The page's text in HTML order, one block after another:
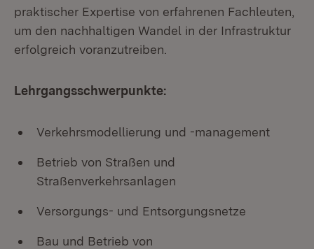
praktischer Expertise von erfahrenen Fachleuten,
um den nachhaltigen Wandel in der Infrastruktur
erfolgreich voranzutreiben.
Lehrgangsschwerpunkte:
Verkehrsmodellierung und -management
Betrieb von Straßen und
Straßenverkehrsanlagen
Versorgungs- und Entsorgungsnetze
Bau und Betrieb von